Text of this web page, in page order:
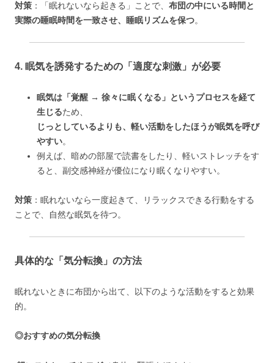
対策 ：「眠れないなら起きる」ことで、 布団の中にいる時間と
実際の睡眠時間を一致させ、睡眠リズムを保つ。
4. 眠気を誘発するための「適度な刺激」が必要
眠気は「覚醒 → 徐々に眠くなる」というプロセスを経て
生じるため、
じっとしているよりも、軽い活動をしたほうが眠気を呼び
やすい。
例えば、暗めの部屋で読書をしたり、軽いストレッチをす
ると、副交感神経が優位になり眠くなりやすい。
対策 ：眠れないなら一度起きて、リラックスできる行動をする
ことで、自然な眠気を待つ。
具体的な「気分転換」の方法
眠れないときに布団から出て、以下のような活動をすると効果
的。
◎おすすめの気分転換